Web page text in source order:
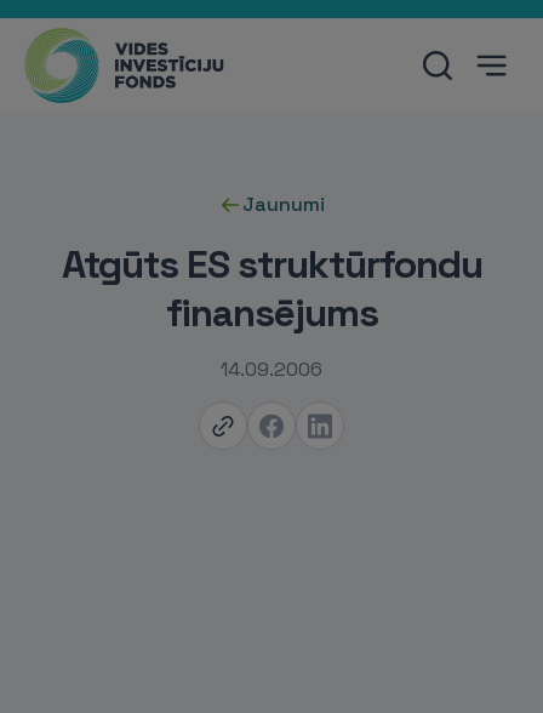
Jaunumi
Atgūts ES struktūrfondu
finansējums
14.09.2006